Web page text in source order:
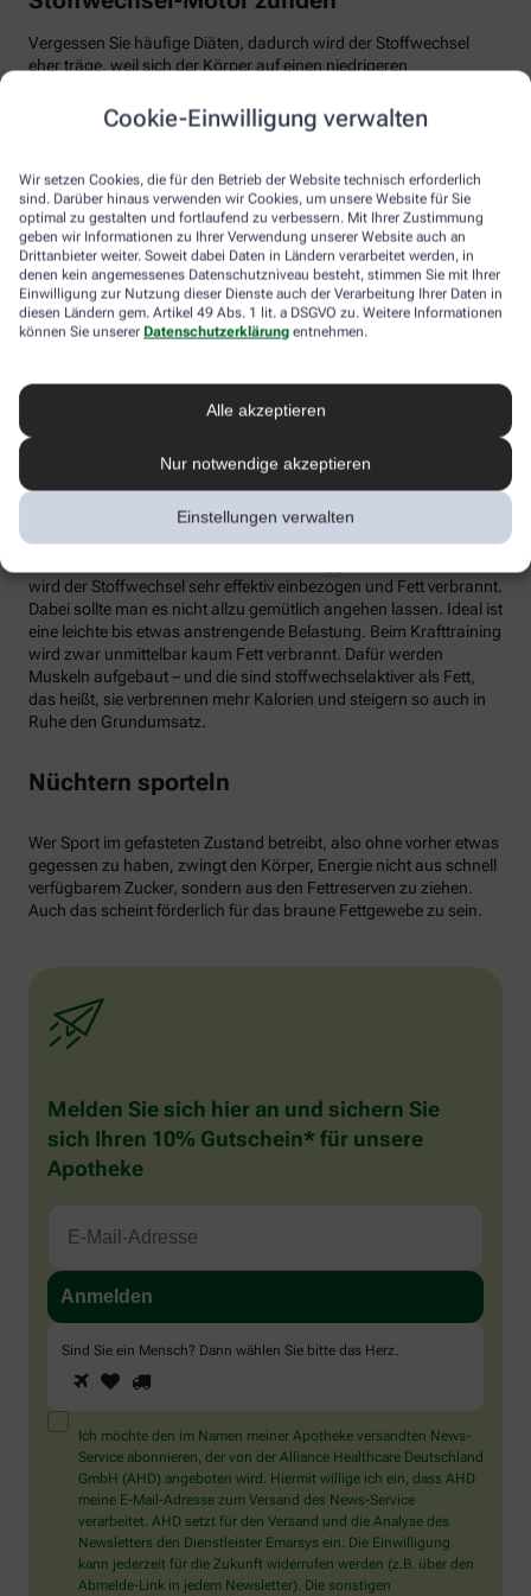
Cookie-Einwilligung verwalten
Wir setzen Cookies, die für den Betrieb der Website technisch erforderlich
sind. Darüber hinaus verwenden wir Cookies, um unsere Website für Sie
optimal zu gestalten und fortlaufend zu verbessern. Mit Ihrer Zustimmung
geben wir Informationen zu Ihrer Verwendung unserer Website auch an
Drittanbieter weiter. Soweit dabei Daten in Ländern verarbeitet werden, in
denen kein angemessenes Datenschutzniveau besteht, stimmen Sie mit Ihrer
Einwilligung zur Nutzung dieser Dienste auch der Verarbeitung Ihrer Daten in
diesen Ländern gem. Artikel 49 Abs. 1 lit. a DSGVO zu. Weitere Informationen
können Sie unserer Datenschutzerklärung entnehmen.
Alle akzeptieren
Nur notwendige akzeptieren
Einstellungen verwalten
Vergessen Sie häufige Diäten, dadurch wird der Stoffwechsel
eher träge, weil sich der Körper auf einen niedrigeren
vom Speiseplan gestrichen werden. Studien zeigen, dass der
Körper bei der Verarbeitung von hochverarbeiteten Lebensmitteln
Tim Hollstein rät zu einer proteinreichen Ernährung (Vorsicht bei
Vorerkrankungen wie Nierenleiden!). Denn Proteine sind nicht nur
gut für den Muskelaufbau, der Körper benötigt auch viel Energie,
um Eiweiß abzubauen. Das regt den Stoffwechsel an. Proteine
stecken vor allem in magerem Fleisch, Fisch und Milchprodukten
wie Quark und Skyr. Auch sogenannte thermogene Lebensmittel
wie Chilis oder Ingwer können das braune Fettgewebe aktivieren
In Bewegung kommen
Der richtige Mix macht’s
Ohne regelmäßige Bewegung purzeln die Pfunde meistens nicht.
Besonders Ausdauersport kann laut Forschern die Umwandlung
von weißen Fettzellen in braunes Fett begünstigen und dessen
wird der Stoffwechsel sehr effektiv einbezogen und Fett verbrannt.
Dabei sollte man es nicht allzu gemütlich angehen lassen. Ideal ist
eine leichte bis etwas anstrengende Belastung. Beim Krafttraining
wird zwar unmittelbar kaum Fett verbrannt. Dafür werden
Muskeln aufgebaut – und die sind stoffwechselaktiver als Fett,
das heißt, sie verbrennen mehr Kalorien und steigern so auch in
Ruhe den Grundumsatz.
Nüchtern sporteln
Wer Sport im gefasteten Zustand betreibt, also ohne vorher etwas
gegessen zu haben, zwingt den Körper, Energie nicht aus schnell
verfügbarem Zucker, sondern aus den Fettreserven zu ziehen.
Auch das scheint förderlich für das braune Fettgewebe zu sein.
Melden Sie sich hier an und sichern Sie
sich Ihren 10% Gutschein* für unsere
Apotheke
Sind Sie ein Mensch? Dann wählen Sie bitte das Herz
Sind
Sie
ein
Mensch?
Dann
wählen
Sie
bitte
das
Herz.
1 2
Ich möchte den im Namen meiner Apotheke versandten News-
Service abonnieren, der von der Alliance Healthcare Deutschland
GmbH (AHD) angeboten wird. Hiermit willige ich ein, dass AHD
meine E-Mail-Adresse zum Versand des News-Service
verarbeitet. AHD setzt für den Versand und die Analyse des
Newsletters den Dienstleister Emarsys ein. Die Einwilligung
kann jederzeit für die Zukunft widerrufen werden (z.B. über den
Abmelde-Link in jedem Newsletter). Die sonstigen